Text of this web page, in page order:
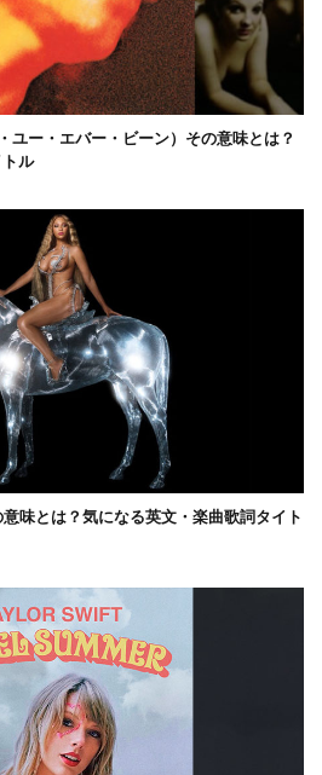
ユー・エバー・ビーン）その意味とは？
ル
味とは？気になる英文・楽曲歌詞タイト